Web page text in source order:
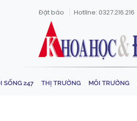
Đặt báo Hotline: 0327.216.216
SỐNG 247 THỊ TRƯỜNG MÔI TRƯỜNG